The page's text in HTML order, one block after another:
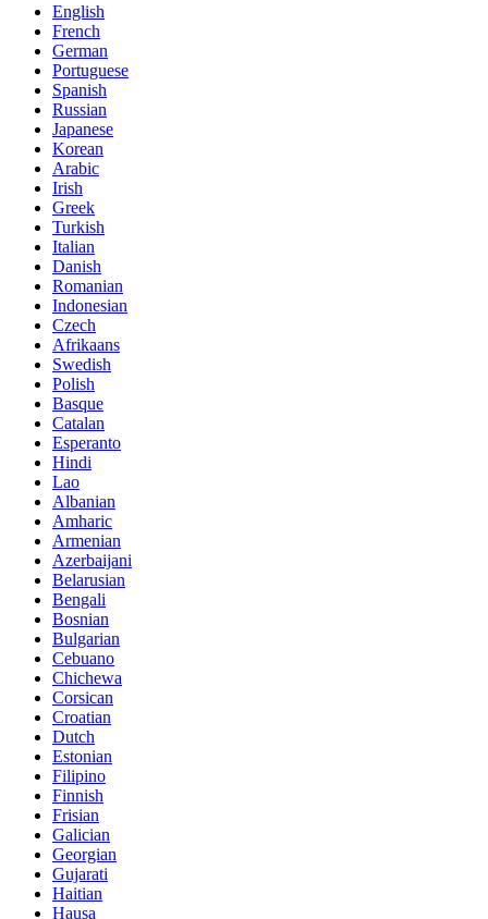
English
French
German
Portuguese
Spanish
Russian
Japanese
Korean
Arabic
Irish
Greek
Turkish
Italian
Danish
Romanian
Indonesian
Czech
Afrikaans
Swedish
Polish
Basque
Catalan
Esperanto
Hindi
Lao
Albanian
Amharic
Armenian
Azerbaijani
Belarusian
Bengali
Bosnian
Bulgarian
Cebuano
Chichewa
Corsican
Croatian
Dutch
Estonian
Filipino
Finnish
Frisian
Galician
Georgian
Gujarati
Haitian
Hausa